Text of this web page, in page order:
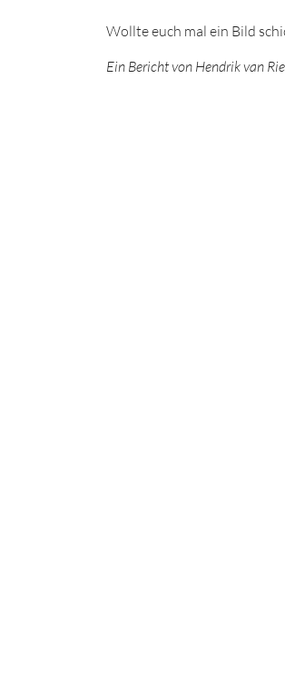
Wollte euch mal ein Bild
Ein Bericht von Hendrik van